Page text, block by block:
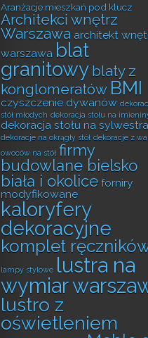
Aranżacje mieszkań pod klucz
Architekci wnętrz
Warszawa architekt
warszawa blat
granitowy blaty z
konglomeratów BMI
czyszczenie dywanów
stół młodych dekoracja stołu na
dekoracja stołu na sylwestra
dekoracje na okrągły stół dekoracje z
owoców na stół firmy
budowlane bielsko
biała i okolice forniry
modyfikowane
kaloryfery
dekoracyjne
komplet
lampy stylowe lustra na
wymiar
lustro z
oświetleniem